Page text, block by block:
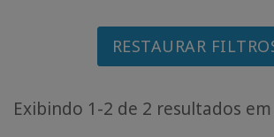
RESTAURAR
Exibindo 1-2 de 2 resultados